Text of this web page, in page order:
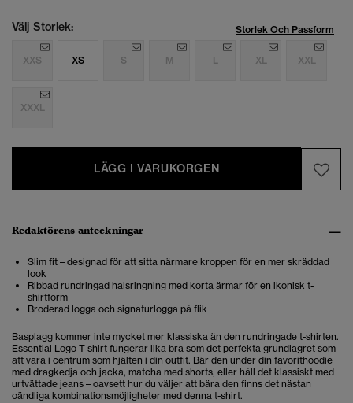
Välj Storlek: Storlek Och Passform
XXS XS S M L XL XXL
XXXL
LÄGG I VARUKORGEN
Redaktörens anteckningar
Slim fit – designad för att sitta närmare kroppen för en mer skräddad
look
Ribbad rundringad halsringning med korta ärmar för en ikonisk t-
shirtform
Broderad logga och signaturlogga på flik
Basplagg kommer inte mycket mer klassiska än den rundringade t-shirten.
Essential Logo T-shirt fungerar lika bra som det perfekta grundlagret som
att vara i centrum som hjälten i din outfit. Bär den under din favorithoodie
med dragkedja och jacka, matcha med shorts, eller håll det klassiskt med
urtvättade jeans – oavsett hur du väljer att bära den finns det nästan
oändliga kombinationsmöjligheter med denna t-shirt.